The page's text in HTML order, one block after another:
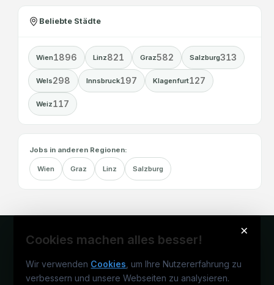
Beliebte Städte
Wien1896 Linz821 Graz582 Salzburg313
Wels298 Innsbruck197 Klagenfurt127
Weiz117
Jobs in anderen Regionen:
Wien Graz Linz Salzburg
×
Cookies machen alles besser!
Wir verwenden Cookies , um Ihre Nutzererfahrung zu
verbessern und unsere Webseiten zu analysieren.